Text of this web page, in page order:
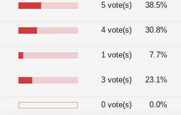
5 vote(s) 38.5%
4 vote(s) 30.8%
1 vote(s) 7.7%
3 vote(s) 23.1%
0 vote(s)
0.0%